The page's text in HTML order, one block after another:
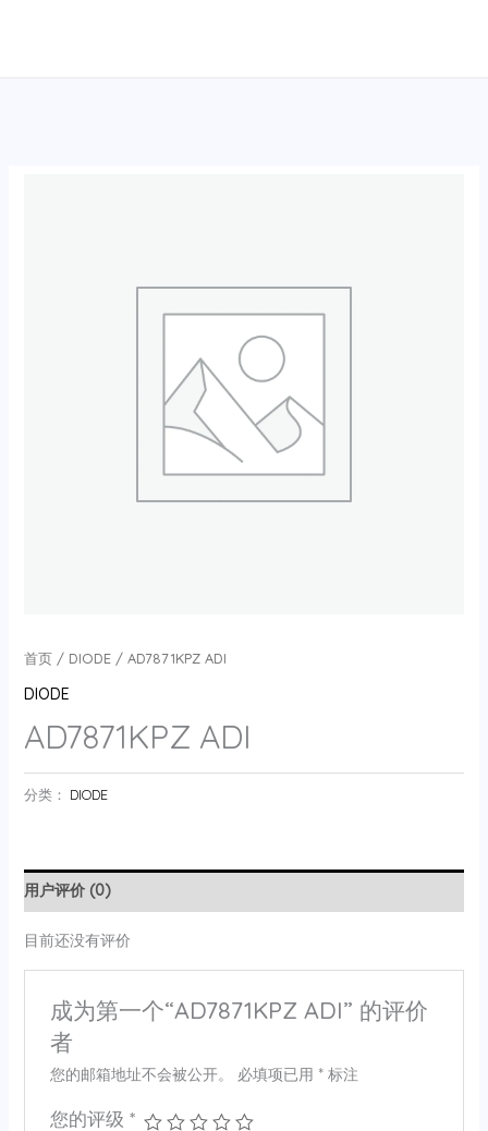
首页/ DIODE/ AD7871KPZ ADI
DIODE
AD7871KPZ ADI
分类： DIODE
用户评价 (0)
目前还没有评价
成为第一个“AD7871KPZ ADI” 的评价
者
您的邮箱地址不会被公开。 必填项已用 *标注
您的评级 *